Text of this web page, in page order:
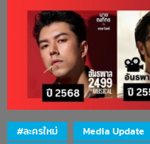
#ละครใหม่ Media Update